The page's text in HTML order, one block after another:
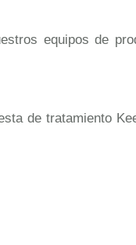
equipos de
de tratamiento